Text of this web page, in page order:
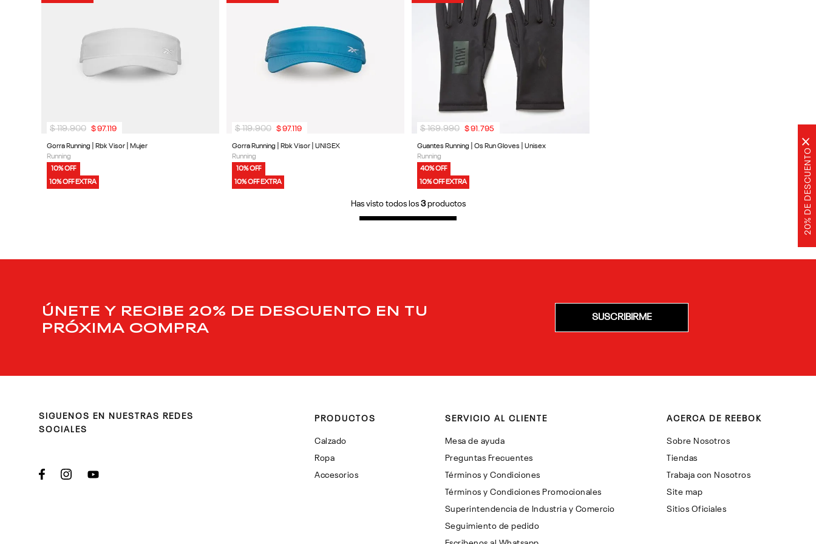
20% DE DESCUENTO
×
Gorra Running | Rbk Visor | Mujer
Running
10% OFF
10% OFF EXTRA
$ 119.900 $97.119
Gorra Running | Rbk Visor | UNISEX
Running
10% OFF
10% OFF EXTRA
$ 119.900 $97.119
Guantes Running | Os Run Gloves | Unisex
Running
40% OFF
10% OFF EXTRA
$ 169.990 $91 795
Has visto todos los 3productos
ÚNETE Y RECIBE 20% DE DESCUENTO EN TU
PRÓXIMA COMPRA
SUSCRIBIRME
SIGUENOS EN NUESTRAS REDES
SOCIALES
PRODUCTOS
Calzado
Ropa
Accesorios
SERVICIO AL CLIENTE
Mesa de ayuda
Preguntas Frecuentes
Términos y Condiciones
Términos y Condiciones Promocionales
Superintendencia de Industria y Comercio
Seguimiento de pedido
ACERCA DE REEBOK
Sobre Nosotros
Tiendas
Trabaja con Nosotros
Site map
Sitios Oficiales